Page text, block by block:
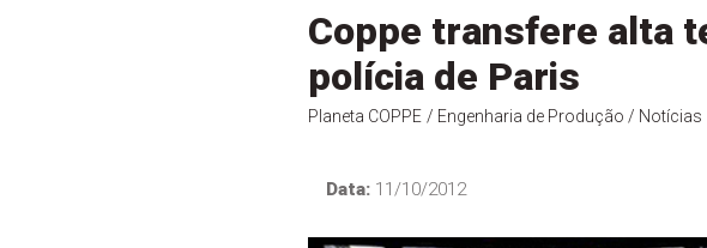
Coppe transfere alta
polícia de Paris
Planeta COPPE / Engenharia de Produção / Notícias
Data:11/10/2012